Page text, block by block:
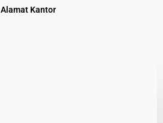
Alamat Kantor